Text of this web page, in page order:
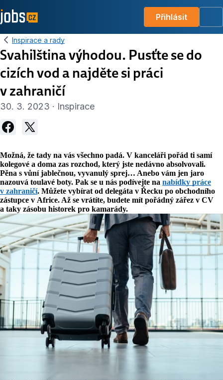
Přihlásit
Inspirace a rady
Svahilština výhodou. Pusťte se do
cizích vod a najděte si práci
v zahraničí
30. 3. 2023 · Inspirace
Možná, že tady na vás všechno padá. V kanceláři pořád ti samí
kolegové a doma zas rozchod, který jste nedávno absolvovali.
Pěna s vůní jablečnou, vyvanulý sprej… Anebo vám jen jaro
nazouvá toulavé boty. Pak se u nás podívejte na nabídky práce
v zahraničí. Můžete vybírat od delegáta v Řecku po obchodního
zástupce v Africe. Až se vrátíte, budete mít pořádný zářez v CV
a taky zásobu historek pro kamarády.